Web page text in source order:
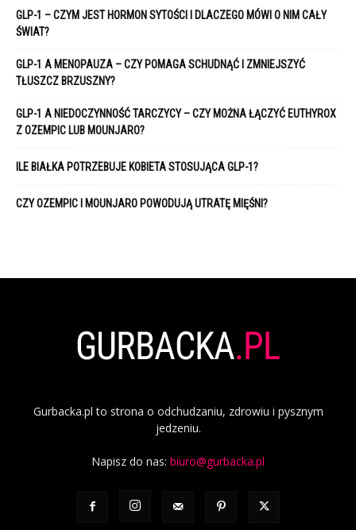
GLP-1 – CZYM JEST HORMON SYTOŚCI I DLACZEGO MÓWI O NIM CAŁY
ŚWIAT?
GLP-1 A MENOPAUZA – CZY POMAGA SCHUDNĄĆ I ZMNIEJSZYĆ
TŁUSZCZ BRZUSZNY?
GLP-1 A NIEDOCZYNNOŚĆ TARCZYCY – CZY MOŻNA ŁĄCZYĆ EUTHYROX
Z OZEMPIC LUB MOUNJARO?
ILE BIAŁKA POTRZEBUJE KOBIETA STOSUJĄCA GLP-1?
CZY OZEMPIC I MOUNJARO POWODUJĄ UTRATĘ MIĘŚNI?
Gurbacka.pl to strona o odchudzaniu, zdrowiu i pysznym
jedzeniu.
Napisz do nas: biuro@gurbacka.pl